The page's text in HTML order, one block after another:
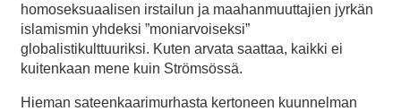
homoseksuaalisen irstailun ja maahanmuuttajien jyrkän
islamismin yhdeksi ”moniarvoiseksi”
globalistikulttuuriksi. Kuten arvata saattaa, kaikki ei
kuitenkaan mene kuin Strömsössä.
Hieman sateenkaarimurhasta kertoneen kuunnelman